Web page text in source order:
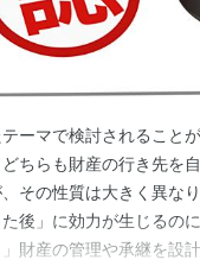
ーマで検討されること
ちらも財産の行き先を
その性質は大きく異な
後」に効力が生じるの
財産の管理や承継を設